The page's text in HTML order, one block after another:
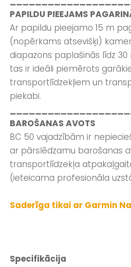
PAPILDU PIEEJAMS
Ar papildu pieejamo 15 m
(nopērkams atsevišķi)
diapazons paplašinās līdz
tas ir ideāli piemērots
transportlīdzekļiem un
piekabi.
BAROŠANAS AVOTS
BC 50 vajadzībām ir
ar pārslēdzamu barošanas
transportlīdzekļa
(ieteicama profesionāla
Saderīga tikai ar Garmin
Specifikācija